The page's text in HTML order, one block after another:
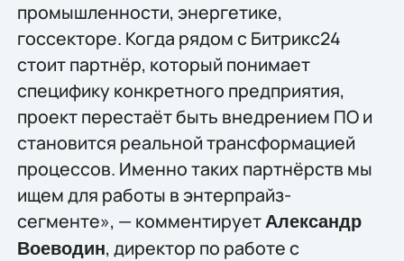
промышленности, энергетике,
госсекторе. Когда рядом с Битрикс24
стоит партнёр, который понимает
специфику конкретного предприятия,
проект перестаёт быть внедрением ПО и
становится реальной трансформацией
процессов. Именно таких партнёрств мы
ищем для работы в энтерпрайз-
сегменте», — комментирует Александр
Воеводин, директор по работе с